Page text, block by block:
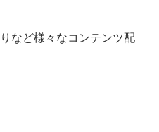
など様々なコンテンツ配